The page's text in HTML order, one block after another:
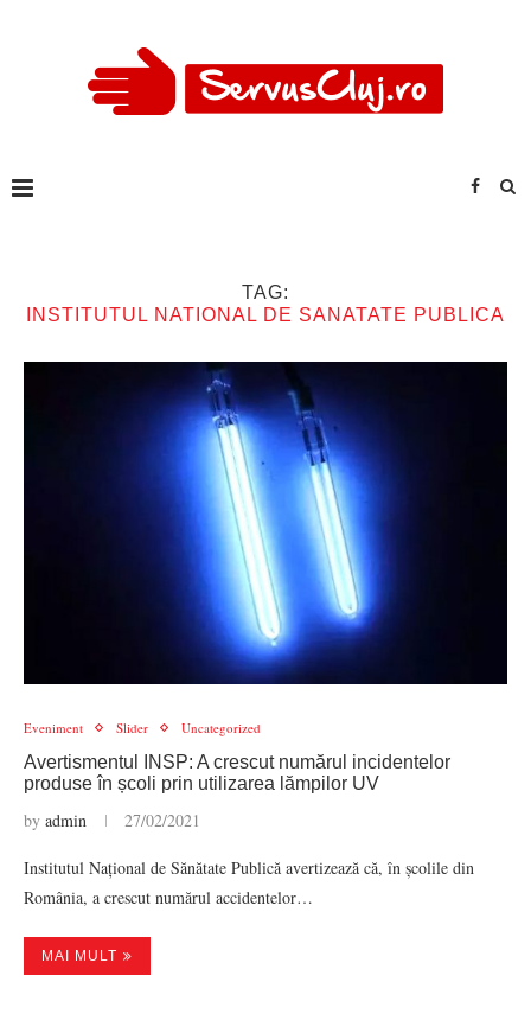
TAG:
INSTITUTUL NATIONAL DE SANATATE PUBLICA
Eveniment Slider Uncategorized
Avertismentul INSP: A crescut numărul incidentelor
produse în școli prin utilizarea lămpilor UV
by admin 27/02/2021
Institutul Național de Sănătate Publică avertizează că, în școlile din
România, a crescut numărul accidentelor…
MAI MULT